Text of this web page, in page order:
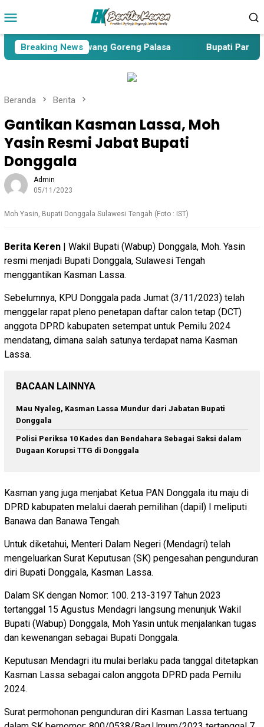
ke
Mobile
Breaking News
Koperasi dan Bawang Goreng Palasa Bupati Parigi
Beranda Berita
Gantikan Kasman Lassa, Moh
Yasin Resmi Jabat Bupati
Donggala
Admin
05/11/2023
Moh Yasin, Bupati Donggala Sulawesi Tengah (Foto : IST)
Berita Keren | Wakil Bupati (Wabup) Donggala, Moh. Yasin
resmi menjadi Bupati Donggala, Sulawesi Tengah
menggantikan Kasman Lassa.
Sebelumnya, KPU Donggala pada Jumat (3/11/2023) telah
menggelar rapat pleno penetapan daftar calon tetap (DCT)
anggota DPRD kabupaten setempat untuk Pemilu 2024
mendatang, dimana salah satunya terdapat nama Kasman
Lassa.
BACAAN LAINNYA
Mau Nyaleg, Kasman Lassa Mundur dari Jabatan Bupati
Donggala
Polisi Periksa 10 Kades dan Bendahara Sebagai Saksi dalam
Dugaan Korupsi TTG di Donggala
Kasman yang juga menjabat Ketua PAN Donggala itu maju di
DPRD kabupaten melalui daerah pemilihan (dapil) I meliputi
Banawa dan Banawa Tengah.
Untuk diketahui, Menteri Dalam Negeri (Mendagri) telah
mengeluarkan Surat Keputusan (SK) pengesahan pengunduran
diri Bupati Donggala, Kasman Lassa.
Dalam SK dengan Nomor: 100. 213-3197 Tahun 2023
tertanggal 15 Agustus Mendagri langsung menunjuk Wakil
Bupati (Wabup) Donggala, Moh Yasin untuk menjalankan tugas
dan kewenangan sebagai Bupati Donggala.
Keputusan Mendagri itu mulai berlaku pada tanggal ditetapkan
Kasman Lassa sebagai calon anggota DPRD pada Pemilu
2024.
Surat permohonan pengunduran diri Kasman Lassa tertuang